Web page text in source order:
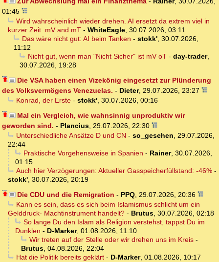
01:45
Wird wahrscheinlich wieder drehen. AI ersetzt da extrem viel in
kurzer Zeit. mV and mT - WhiteEagle, 30.07.2026, 03:11
Das wäre nicht gut: AI beim Tanken - stokk', 30.07.2026,
11:12
Nicht gut, wenn man "Nicht Sicher" ist mV oT- day-trader,
30.07.2026, 19:28
Die VSA haben einen Vizekönig eingesetzt zur Plünderung
des Volksvermögens Venezuelas. - Dieter, 29.07.2026, 23:27
Konrad, der Erste- stokk', 30.07.2026, 00:16
Mal ein Vergleich, wie wahnsinnig unproduktiv wir
geworden sind. - Plancius, 29.07.2026, 22:30
Unterschiedliche Ansätze D und CN - so_gesehen, 29.07.2026,
22:44
Praktische Vorgehensweise in Spanien - Rainer, 30.07.2026,
01:15
Auch hier Verzögerungen: Aktueller Gasspeicherfüllstand: -46%-
stokk', 30.07.2026, 20:19
Die CDU und die Remigration - PPQ, 29.07.2026, 20:36
Kann es sein, dass es sich beim Islamismus schlicht um ein
Gelddruck- Machtinstrument handelt? - Brutus, 30.07.2026, 02:18
So lange Du den Islam als Religion verstehst, tappst Du im
Dunklen - D-Marker, 01.08.2026, 11:10
Wir treten auf der Stelle oder wir drehen uns im Kreis-
Brutus, 04.08.2026, 22:04
Hat die Politik bereits geklärt- D-Marker, 01.08.2026, 10:17